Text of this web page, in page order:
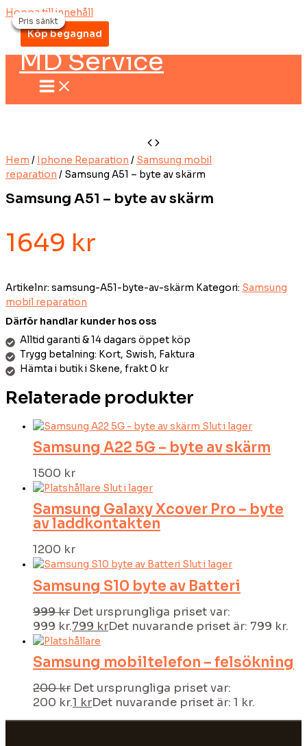
Hoppa till innehåll
Köp begagnad
MD Service
Hem / Iphone Reparation / Samsung mobil
reparation / Samsung A51 – byte av skärm
Samsung A51 – byte av skärm
1649 kr
Artikelnr: samsung-A51-byte-av-skärm Kategori: Samsung
mobil reparation
Därför handlar kunder hos oss
Alltid garanti & 14 dagars öppet köp
Trygg betalning: Kort, Swish, Faktura
Hämta i butik i Skene, frakt 0 kr
Relaterade produkter
Slut i lager
Samsung A22 5G – byte av skärm
1500 kr
Slut i lager
Samsung Galaxy Xcover Pro – byte
av laddkontakten
1200 kr
Pris sänkt
Slut i lager
Pris sänkt
Samsung S10 byte av Batteri
999kr Det ursprungliga priset var:
999 kr.799 krDet nuvarande priset är: 799 kr.
Pris sänkt
Pris sänkt
Samsung mobiltelefon – felsökning
200kr Det ursprungliga priset var:
200 kr.1 krDet nuvarande priset är: 1 kr.